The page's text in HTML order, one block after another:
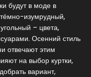
будут в моде в
изумрудный,
– цвета,
Осенний стиль
отвечают этим
на выбор куртки,
вариант,